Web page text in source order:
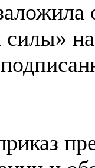
силы»